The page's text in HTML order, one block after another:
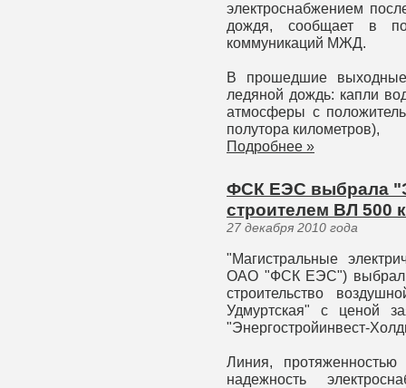
электроснабжением
дождя, сообщает в
коммуникаций МЖД.
В прошедшие
ледяной дождь: капли
атмосферы с
полутора километров),
Подробнее »
ФСК ЕЭС выбрала
строителем ВЛ 500
27 декабря 2010 года
"Магистральные
ОАО "ФСК ЕЭС") выбрал
строительство
Удмуртская" с ценой
"Энергостройинвест-
Линия,
надежность